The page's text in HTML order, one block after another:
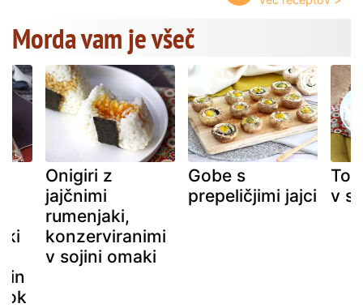
Morda vam je všeč
in
Onigiri z
jajčnimi
rumenjaki,
konzerviranimi
v sojini omaki
Gobe s
prepeličjimi jajci
v